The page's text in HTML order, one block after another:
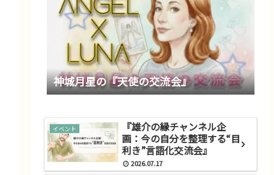
神城月星の『天使の交流会』
イベント
『雄介の縁チャンネル企
画：今の自分を整理する“目
利き”言語化交流会』
2026.07.17